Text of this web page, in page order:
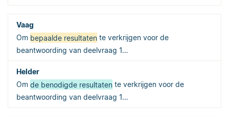
Om bepaalde resultaten te verkrijgen voor de
beantwoording van deelvraag 1…
Om de benodigde resultaten te verkrijgen voor de
beantwoording van deelvraag 1…